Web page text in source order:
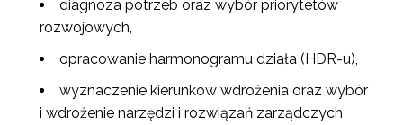
diagnoza potrzeb oraz wybór priorytetów
rozwojowych,
opracowanie harmonogramu działa (HDR-u),
wyznaczenie kierunków wdrożenia oraz wybór
i wdrożenie narzędzi i rozwiązań zarządczych